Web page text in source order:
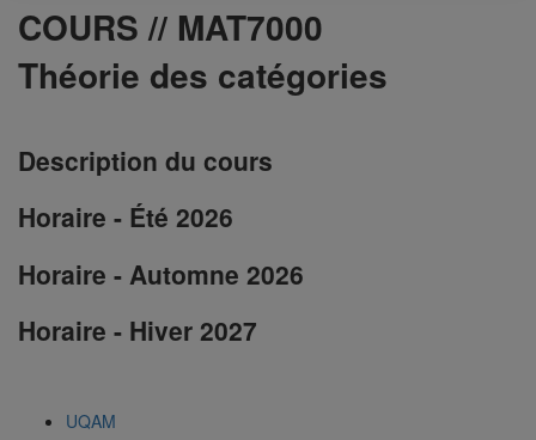
COURS // MAT7000
Théorie des catégories
Description du cours
Horaire - Été 2026
Horaire - Automne 2026
Horaire - Hiver 2027
UQAM